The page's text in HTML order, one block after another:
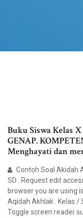
Buku Siswa Kelas
GENAP.
Menghayati dan
Contoh Soal Akidah
SD . Request edit
browser you are using
Aqidah Akhlak . Kelas /
Toggle screen reader